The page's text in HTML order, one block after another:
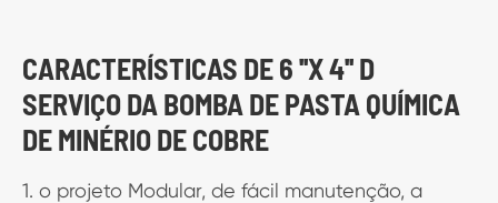
CARACTERÍSTICAS DE 6 ''X 4'' D
SERVIÇO DA BOMBA DE PASTA QUÍMICA
DE MINÉRIO DE COBRE
1. o projeto Modular, de fácil manutenção, a